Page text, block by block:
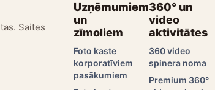
Saites
Uzņēmumiem
un
zīmoliem
Foto kaste
korporatīviem
pasākumiem
360° un
video
aktivitātes
360 video
spinera noma
Premium 360°